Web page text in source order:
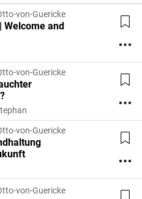
von-Guericke
Welcome and
von-Guericke
von-Guericke
von-Guericke